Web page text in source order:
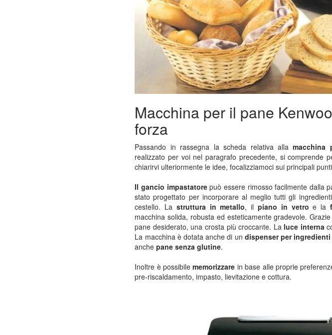
Macchina per il pane
forza
Passando in rassegna la scheda relativa allamacchina
realizzato per voi nel paragrafo precedente, si comprende
chiarirvi ulteriormente le idee, focalizziamoci sui principali
Il gancio impastatorepuò essere rimosso facilmente dalla
stato progettato per incorporare al meglio tutti gli
cestello. La struttura in metallo, ilpiano in vetro e la
macchina solida, robusta ed esteticamente gradevole.
pane desiderato, una crosta più croccante. La luce interna
La macchina è dotata anche di un dispenser per
anchepane senza glutine.
Inoltre è possibilememorizzare in base alle proprie
pre-riscaldamento, impasto, lievitazione e cottura.